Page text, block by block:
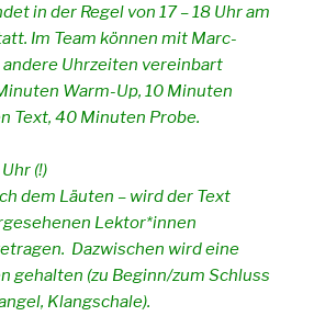
in der Regel von 17 – 18 Uhr am
Im Team können mit Marc-
andere Uhrzeiten vereinbart
Warm-Up, 10 Minuten
Text, 40 Minuten Probe.
(!)
dem Läuten – wird der Text
Lektor*innen
Dazwischen wird eine
gehalten (zu Beginn/zum Schluss
Klangschale).